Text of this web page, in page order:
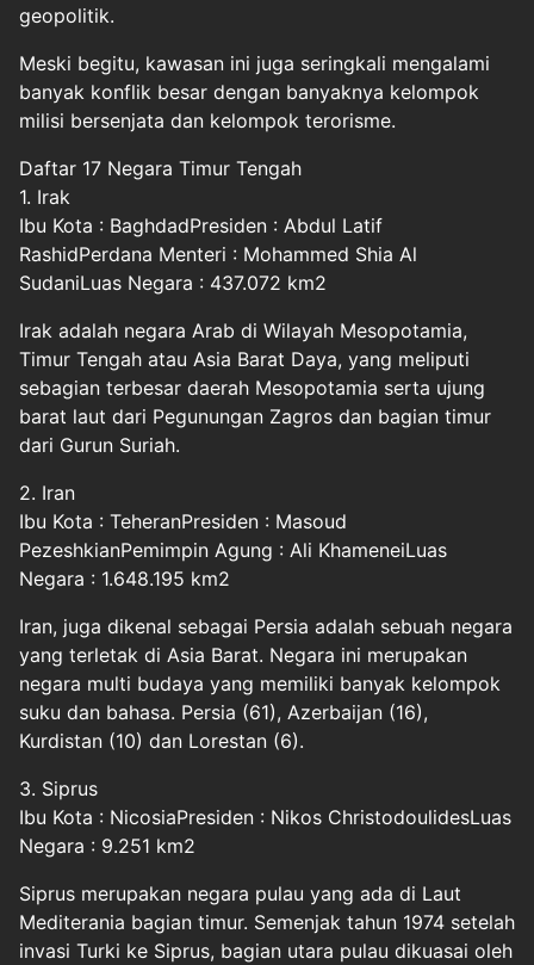
geopolitik.
Meski begitu, kawasan ini juga seringkali mengalami
banyak konflik besar dengan banyaknya kelompok
milisi bersenjata dan kelompok terorisme.
Daftar 17 Negara Timur Tengah
1. Irak
Ibu Kota : BaghdadPresiden : Abdul Latif
RashidPerdana Menteri : Mohammed Shia Al
SudaniLuas Negara : 437.072 km2
Irak adalah negara Arab di Wilayah Mesopotamia,
Timur Tengah atau Asia Barat Daya, yang meliputi
sebagian terbesar daerah Mesopotamia serta ujung
barat laut dari Pegunungan Zagros dan bagian timur
dari Gurun Suriah.
2. Iran
Ibu Kota : TeheranPresiden : Masoud
PezeshkianPemimpin Agung : Ali KhameneiLuas
Negara : 1.648.195 km2
Iran, juga dikenal sebagai Persia adalah sebuah negara
yang terletak di Asia Barat. Negara ini merupakan
negara multi budaya yang memiliki banyak kelompok
suku dan bahasa. Persia (61), Azerbaijan (16),
Kurdistan (10) dan Lorestan (6).
3. Siprus
Ibu Kota : NicosiaPresiden : Nikos ChristodoulidesLuas
Negara : 9.251 km2
Siprus merupakan negara pulau yang ada di Laut
Mediterania bagian timur. Semenjak tahun 1974 setelah
invasi Turki ke Siprus, bagian utara pulau dikuasai oleh